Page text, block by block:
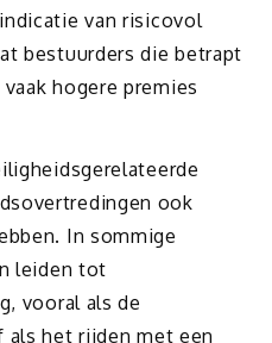
van risicovol
bestuurders die betrapt
hogere premies
ook
In sommige
leiden tot
vooral als de
het rijden met een